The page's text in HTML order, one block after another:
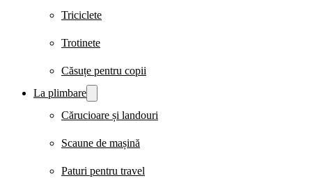
Triciclete
Trotinete
Căsuțe pentru copii
La plimbare
Cărucioare și landouri
Scaune de mașină
Paturi pentru travel